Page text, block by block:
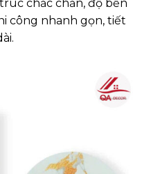
chắc chắn, độ bền
công nhanh gọn, tiết